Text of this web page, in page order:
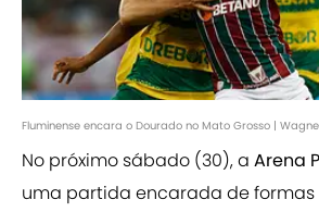
Fluminense encara o Dourado no Mato Grosso |
No próximo sábado (30), a Arena
uma partida encarada de